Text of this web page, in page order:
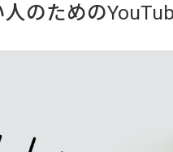
のための